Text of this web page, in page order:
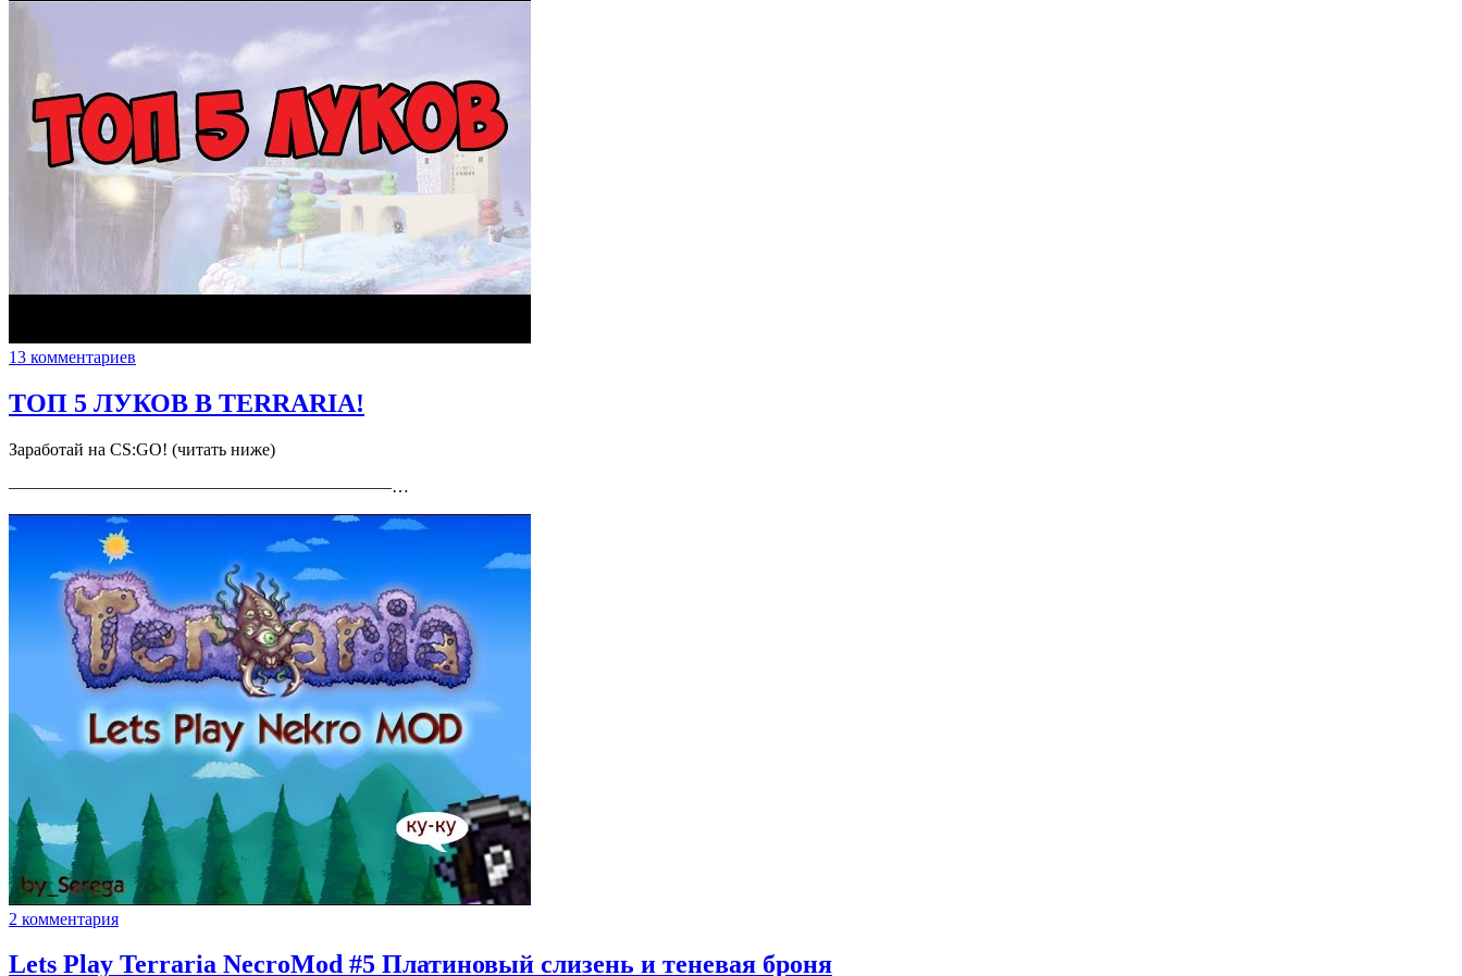
13 комментариев
ТОП 5 ЛУКОВ В TERRARIA!
Заработай на CS:GO! (читать ниже)
——————————————————————…
2 комментария
Lets Play Terraria NecroMod #5 Платиновый слизень и теневая броня